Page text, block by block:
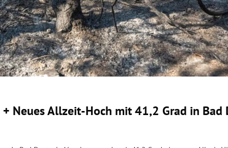
Neues Allzeit-Hoch mit 41,2 Grad in Bad